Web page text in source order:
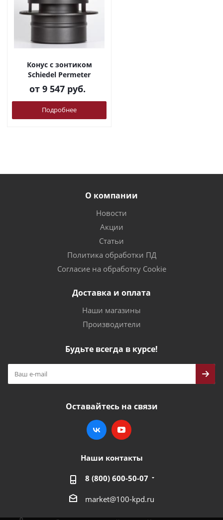
Конус с зонтиком
Schiedel Permeter
от 9 547 руб.
Подробнее
О компании
Новости
Акции
Статьи
Политика обработки ПД
Согласие на обработку Cookie
Доставка и оплата
Наши магазины
Производители
Будьте всегда в курсе!
Оставайтесь на связи
Наши контакты
8 (800) 600-50-07
market@100-kpd.ru